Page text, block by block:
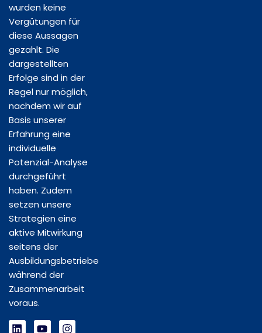
wurden keine
Vergütungen für
diese Aussagen
gezahlt. Die
dargestellten
Erfolge sind in der
Regel nur möglich,
nachdem wir auf
Basis unserer
Erfahrung eine
individuelle
Potenzial-Analyse
durchgeführt
haben. Zudem
setzen unsere
Strategien eine
aktive Mitwirkung
seitens der
Ausbildungsbetriebe
während der
Zusammenarbeit
voraus.